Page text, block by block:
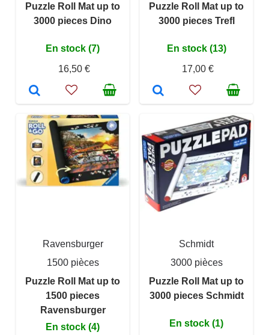
Puzzle Roll Mat up to
3000 pieces Dino
En stock (7)
16,50 €
Puzzle Roll Mat up to
3000 pieces Trefl
En stock (13)
17,00 €
Ravensburger
1500 pièces
Puzzle Roll Mat up to
1500 pieces
Ravensburger
En stock (4)
Schmidt
3000 pièces
Puzzle Roll Mat up to
3000 pieces Schmidt
En stock (1)